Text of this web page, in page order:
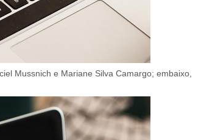
Mussnich e Mariane Silva Camargo; embaixo,